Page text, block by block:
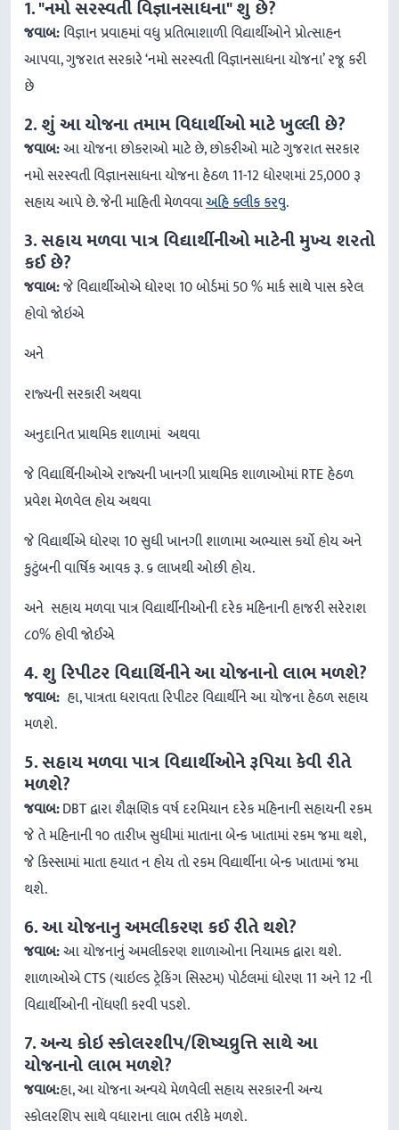
1. "નમો સરસ્વતી વિજ્ઞાનસાધના" શુ છે?
જવાબ:વિજ્ઞાન પ્રવાહમાં વધુ પ્રતિભાશાળી વિદ્યાર્થીઓને પ્રોત્સાહન
આપવા, ગુજરાત સરકારે ‘નમો સરસ્વતી વિજ્ઞાનસાધના યોજના’ રજૂ કરી
છે
2. શું આ યોજના તમામ વિધાર્થીઓ માટે ખુલ્લી છે?
જવાબ:આ યોજના છોકરાઓ માટે છે, છોકરીઓ માટે ગુજરાત સરકાર
નમો સરસ્વતી વિજ્ઞાનસાધના યોજના હેઠળ 11-12 ધોરણમાં 25,000 રૂ
સહાય આપે છે. જેની માહિતી મેળવવાઅહિ ક્લીક કરવુ.
3. સહાય મળવા પાત્ર વિદ્યાર્થીનીઓ માટેની મુખ્ય શરતો
કઈ છે?
જવાબ:જે વિદ્યાર્થીઓએ ધોરણ 10 બોર્ડમાં 50 % માર્ક સાથે પાસ કરેલ
હોવો જોઇએ
અને
રાજ્યની સરકારી અથવા
અનુદાનિત પ્રાથમિક શાળામાં અથવા
જે વિદ્યાર્થિનીઓએ રાજ્યની ખાનગી પ્રાથમિક શાળાઓમાં RTE હેઠળ
પ્રવેશ મેળવેલ હોય અથવા
જે વિદ્યાર્થીએ ધોરણ 10 સુધી ખાનગી શાળામા અભ્યાસ કર્યો હોય અને
કુટુંબની વાર્ષિક આવક રૂ. ૬ લાખથી ઓછી હોય.
અને સહાય મળવા પાત્ર વિદ્યાર્થીનીઓની દરેક મહિનાની હાજરી સરેરાશ
૮૦% હોવી જોઈએ
4. શુ રિપીટર વિદ્યાર્થિનીને આ યોજનાનો લાભ મળશે?
જવાબ: હા, પાત્રતા ધરાવતા રિપીટર વિદ્યાર્થીને આ યોજના હેઠળ સહાય
મળશે.
5. સહાય મળવા પાત્ર વિદ્યાર્થીઓને રૂપિયા કેવી રીતે
મળશે?
જવાબ:DBT દ્વારા શૈક્ષણિક વર્ષ દરમિયાન દરેક મહિનાની સહાયની રકમ
જે તે મહિનાની ૧૦ તારીખ સુધીમાં માતાના બેન્ક ખાતામાં રકમ જમા થશે,
જે કિસ્સામાં માતા હયાત ન હોય તો રકમ વિદ્યાર્થીના બેન્ક ખાતામાં જમા
થશે.
6. આ યોજનાનુ અમલીકરણ કઈ રીતે થશે?
જવાબ:આ યોજનાનું અમલીકરણ શાળાઓના નિયામક દ્વારા થશે.
શાળાઓએ CTS (ચાઇલ્ડ ટ્રેકિંગ સિસ્ટમ) પોર્ટલમાં ધોરણ 11 અને 12 ની
વિદ્યાર્થીઓની નોંધણી કરવી પડશે.
7. અન્ય કોઇ સ્કોલરશીપ/શિષ્યવ્રુત્તિ સાથે આ
યોજનાનો લાભ મળશે?
જવાબ:હા, આ યોજના અન્વયે મેળવેલી સહાય સરકારની અન્ય
સ્કોલરશિપ સાથે વધારાના લાભ તરીકે મળશે.